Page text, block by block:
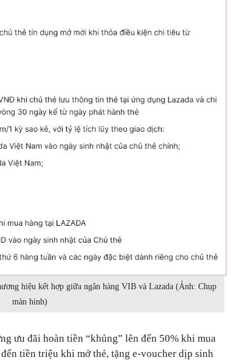
hiệu kết hợp giữa ngân hàng VIB và Lazada (Ảnh: Chụp
màn hình)
ưu đãi hoàn tiền “khủng” lên đến 50% khi mua
tiền triệu khi mở thẻ, tặng e-voucher dịp sinh